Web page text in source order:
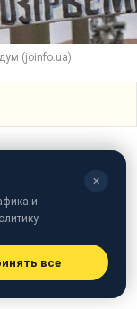
(joinfo.ua)
✕
и
все